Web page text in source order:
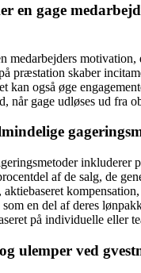
en gage
medarbejders motivation,
præstation skaber
kan også øge
når gage udløses ud fra
inkluderer
af de salg, de
en del af deres
på individuelle eller
ulemper ved